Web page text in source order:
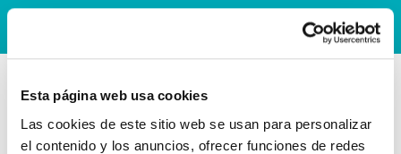
Esta página web usa cookies
Las cookies de este sitio web se usan para personalizar
el contenido y los anuncios, ofrecer funciones de redes